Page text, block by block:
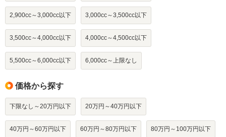
2,900cc～3,000cc以下 3,000cc～3,500cc以下
3,500cc～4,000cc以下 4,000cc～4,500cc以下
5,500cc～6,000cc以下 6,000cc～上限なし
価格から探す
下限なし～20万円以下 20万円～40万円以下
40万円～60万円以下 60万円～80万円以下 80万円～100万円以下